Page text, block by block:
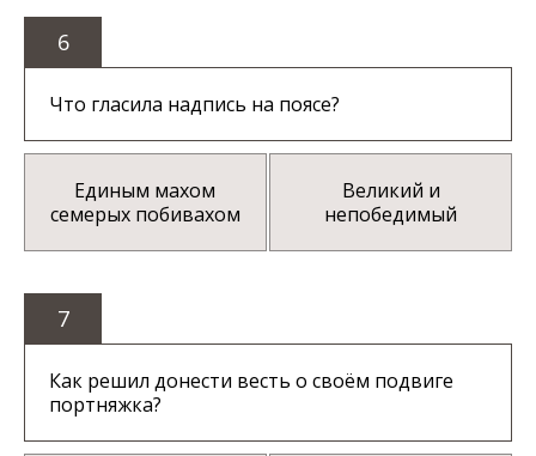
6
Что гласила надпись на поясе?
Единым махом
семерых побивахом
Великий и
непобедимый
7
Как решил донести весть о своём подвиге
портняжка?